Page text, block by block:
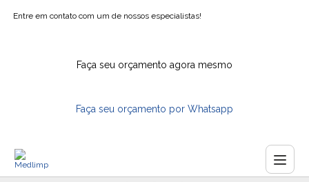
Entre em contato com um de nossos especialistas!
Faça seu orçamento agora mesmo
Faça seu orçamento por Whatsapp